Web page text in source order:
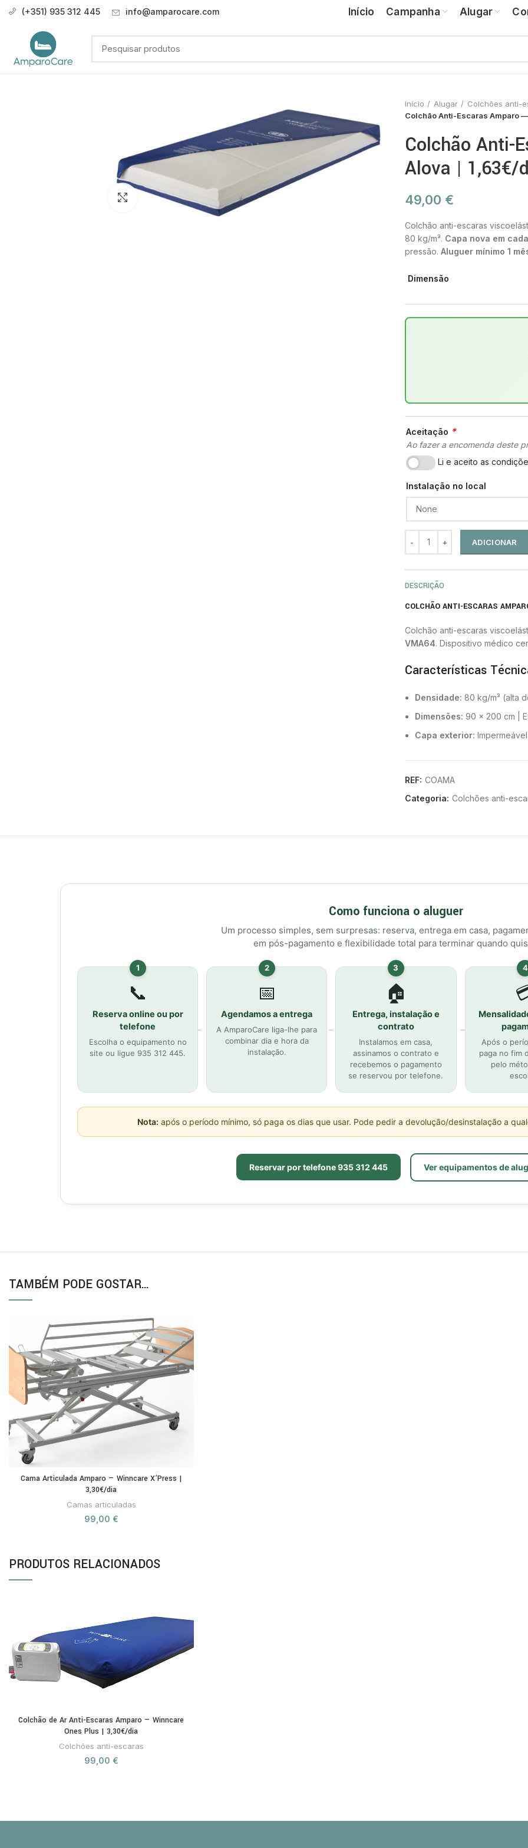
(+351) 935 312 445 info@amparocare.com Início Campanha Alugar
Click to enlarge
Início Alugar
Colchões anti-
Colchão Anti-Escaras Amparo
Colchão Anti-
Alova | 1,63€/
49,00 €
Colchão anti-escaras
80 kg/m³. Capa nova em
pressão. Aluguer mínimo 1
Dimensão
Aceitação *
Ao fazer a encomenda deste
Li e aceito as
Instalação no local
ADICIONAR
DESCRIÇÃO
COLCHÃO ANTI-ESCARAS
Colchão anti-escaras
VMA64. Dispositivo médico
Características
Densidade: 80 kg/m³ (alta
Dimensões: 90 × 200 cm |
Capa exterior:
Higiene Garantida
Condições de Aluguer
Período mínimo de aluguer:
1.º mês: pré-pagamento
Meses seguintes:pós-
pode
gratuita na Zona
Recolha:
gratuita na Zona
Perguntas Frequentes
A capa do colchão é
A AmparoCare substitui
utilizadores. Cada cliente
Como funciona o
Pode cancelar no próprio dia.
É compatível com a Cama
Sim. Disponível em Pack
Indicações
mais de 15h/dia. Dispositivo
REF: COAMA
Categoria: Colchões anti-
Como funciona o aluguer
Um processo simples, sem surpresas: reserva, entrega em casa,
em pós-pagamento e flexibilidade total para terminar quando
1
📞
Reserva online ou por
telefone
Escolha o equipamento no
site ou ligue 935 312 445.
2
📅
Agendamos a entrega
A AmparoCare liga-lhe para
combinar dia e hora da
instalação.
3
🏠
Entrega, instalação e
contrato
Instalamos em casa,
assinamos o contrato e
recebemos o pagamento
se reservou por telefone.
4
Após o
paga no fim
pelo
Nota: após o período mínimo, só paga os dias que usar. Pode pedir a devolução/desinstalação a
Reservar por telefone 935 312 445 Ver equipamentos de
TAMBÉM PODE GOSTAR…
Cama Articulada Amparo — Winncare X’Press |
3,30€/dia
Camas articuladas
99,00 €
PRODUTOS RELACIONADOS
Colchão de Ar Anti-Escaras Amparo — Winncare
Ones Plus | 3,30€/dia
Colchões anti-escaras
99,00 €